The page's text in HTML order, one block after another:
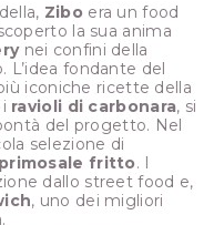
Zibo era un food
la sua anima
nei confini della
L’idea fondante del
iconiche ricette della
ravioli di carbonara, si
del progetto. Nel
selezione di
primosale fritto. I
dallo street food e,
, uno dei migliori